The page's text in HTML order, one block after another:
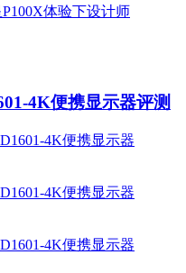
4K便携显示器评测